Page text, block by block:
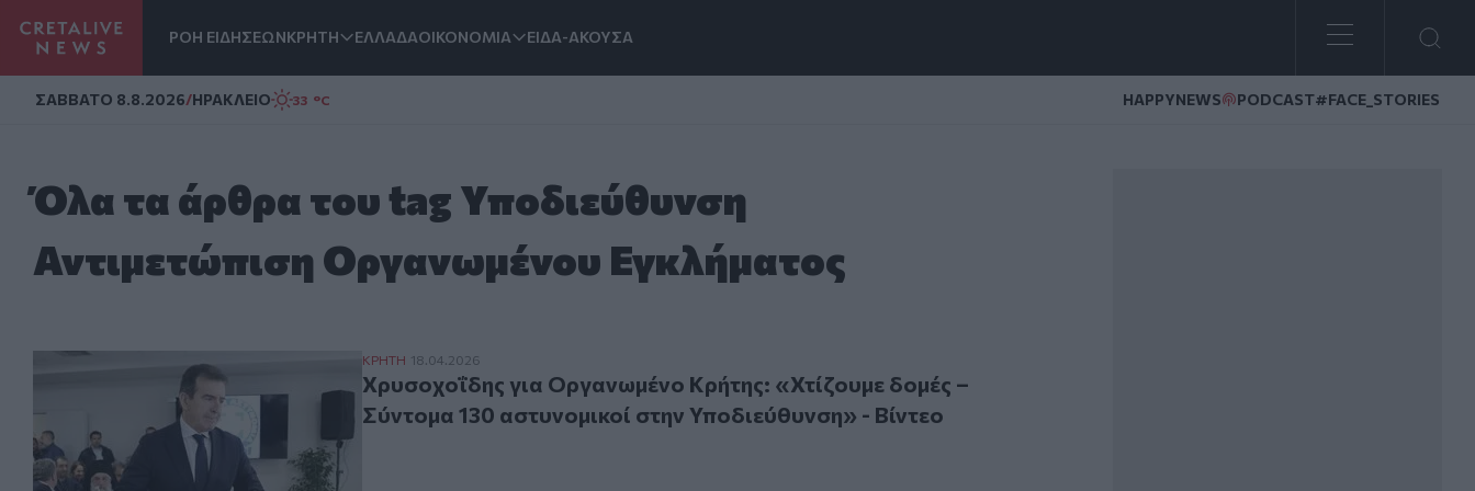
ΡΟΗ ΕΙΔΗΣΕΩΝΚΡΗΤΗ ΕΛΛΑΔΑΟΙΚΟΝΟΜΙΑ ΕΙΔΑ-ΑΚΟΥΣΑ
ΣAΒΒΑΤΟ 8.8.2026/ΗΡΑΚΛΕΙΟ 33 °C HAPPYNEWS PODCAST#FACE_STORIES
Όλα τα άρθρα του tag Υποδιεύθυνση
Αντιμετώπιση Οργανωμένου Εγκλήματος
Χρυσοχοΐδης για Οργανωμένο Κρήτης: «Χτίζουμε δομές – Σύντομα 130 αστυνομικοί στην Υποδιεύθυνση» - Βίντεο
ΚΡΗΤΗ 18.04.2026
Χρυσοχοΐδης για Οργανωμένο Κρήτης: «Χτίζουμε δομές –
Σύντομα 130 αστυνομικοί στην Υποδιεύθυνση» - Βίντεο